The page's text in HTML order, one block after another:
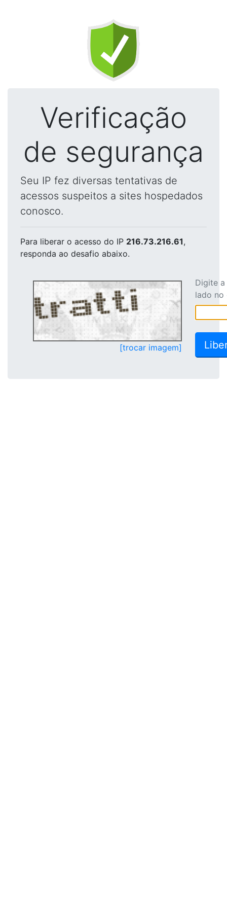
Verificação
de segurança
Seu IP fez diversas tentativas de
acessos suspeitos a sites hospedados
conosco.
Para liberar o acesso do IP 216.73.216.61,
responda ao desafio abaixo.
[trocar imagem]
Digite
lado no